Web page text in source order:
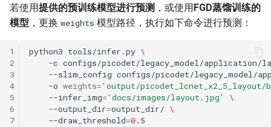
若使用提供的预训练模型进行预测 ，或使用FGD蒸馏训练的
模型 ，更换 weights 模型路径，执行如下命令进行预测：
1
2
3
4
5
6
7
python3 tools/infer.py \
-c configs/picodet/legacy_model/application/
--slim_config configs/picodet/legacy_model/
-o weights='output/picodet_lcnet_x2_5_layout/
--infer_img='docs/images/layout.jpg'
\
--output_dir=output_dir/ \
--draw_threshold=0